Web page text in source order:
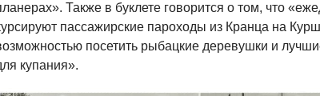
Также в буклете говорится о том, что
пассажирские пароходы из Кранца на
посетить рыбацкие деревушки и
купания».